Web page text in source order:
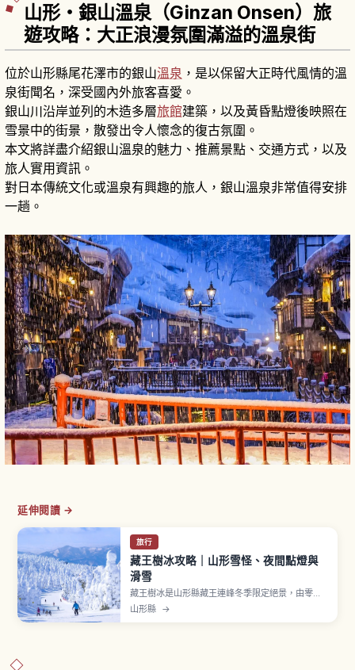
山形・銀山溫泉（Ginzan Onsen）旅
遊攻略：大正浪漫氛圍滿溢的溫泉街
位於山形縣尾花澤市的銀山溫泉 ，是以保留大正時代風情的溫
泉街聞名，深受國內外旅客喜愛。
銀山川沿岸並列的木造多層旅館建築，以及黃昏點燈後映照在
雪景中的街景，散發出令人懷念的復古氛圍。
本文將詳盡介紹銀山溫泉的魅力、推薦景點、交通方式，以及
旅人實用資訊。
對日本傳統文化或溫泉有興趣的旅人，銀山溫泉非常值得安排
一趟。
延伸閱讀 →
旅行
藏王樹冰攻略｜山形雪怪、夜間點燈與
滑雪
藏王樹冰是山形縣藏王連峰冬季限定絕景，由零下
氣溫、日本海濕潤季風與青森冷杉林帶三項條件，
山形縣 →